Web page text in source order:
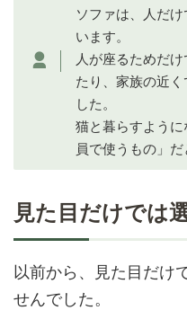
ソファは、人だ
います。
人が座るためだ
たり、家族の近
した。
猫と暮らすよう
員で使うもの」だ
見た目だけでは
以前から、見た目だけ
せんでした。